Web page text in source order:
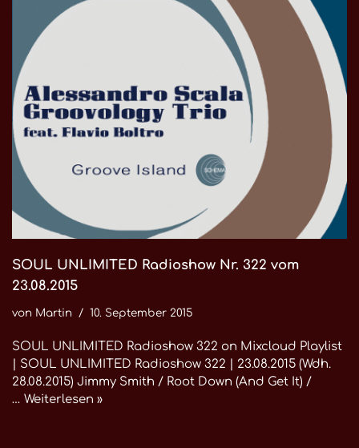
SOUL UNLIMITED Radioshow Nr. 322 vom
23.08.2015
von Martin 10. September 2015
SOUL UNLIMITED Radioshow 322 on Mixcloud Playlist
| SOUL UNLIMITED Radioshow 322 | 23.08.2015 (Wdh.
28.08.2015) Jimmy Smith / Root Down (And Get It) /
… Weiterlesen »